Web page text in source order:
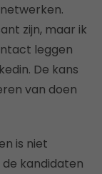
zijn, maar ik
leggen
De kans
van doen
is niet
kandidaten